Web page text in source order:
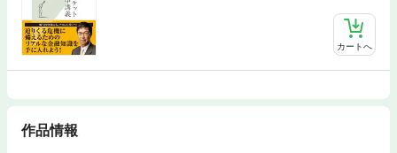
カートへ
作品情報